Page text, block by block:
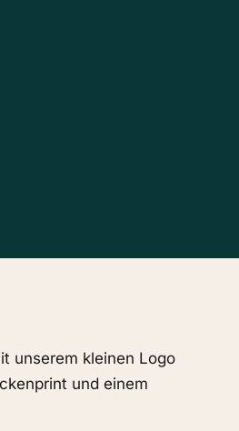
unserem kleinen Logo
und einem